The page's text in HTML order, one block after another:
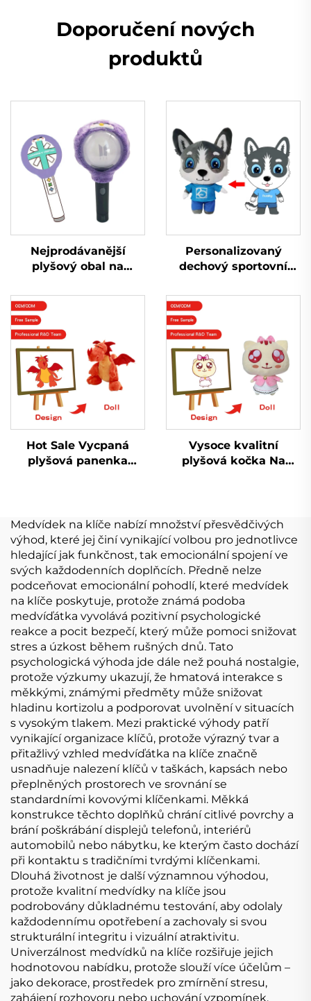
Doporučení nových
produktů
Nejprodávanější
plyšový obal na
lehkou tyčinkou
Hračky pro fanoušky
popových hvězd
Hudební koncert
Personalizovaný
dechový sportovní
plyšové hadrové
Hot Sale Vycpaná
plyšová panenka
Přizpůsobit
Vysoce kvalitní
plyšová kočka Na
Medvídek na klíče nabízí množství přesvědčivých
výhod, které jej činí vynikající volbou pro jednotlivce
hledající jak funkčnost, tak emocionální spojení ve
svých každodenních doplňcích. Předně nelze
podceňovat emocionální pohodlí, které medvídek
na klíče poskytuje, protože známá podoba
medvíďátka vyvolává pozitivní psychologické
reakce a pocit bezpečí, který může pomoci snižovat
stres a úzkost během rušných dnů. Tato
psychologická výhoda jde dále než pouhá nostalgie,
protože výzkumy ukazují, že hmatová interakce s
měkkými, známými předměty může snižovat
hladinu kortizolu a podporovat uvolnění v situacích
s vysokým tlakem. Mezi praktické výhody patří
vynikající organizace klíčů, protože výrazný tvar a
přitažlivý vzhled medvíďátka na klíče značně
usnadňuje nalezení klíčů v taškách, kapsách nebo
přeplněných prostorech ve srovnání se
standardními kovovými klíčenkami. Měkká
konstrukce těchto doplňků chrání citlivé povrchy a
brání poškrábání displejů telefonů, interiérů
automobilů nebo nábytku, ke kterým často dochází
při kontaktu s tradičními tvrdými klíčenkami.
Dlouhá životnost je další významnou výhodou,
protože kvalitní medvídky na klíče jsou
podrobovány důkladnému testování, aby odolaly
každodennímu opotřebení a zachovaly si svou
strukturální integritu i vizuální atraktivitu.
Univerzálnost medvídků na klíče rozšiřuje jejich
hodnotovou nabídku, protože slouží více účelům –
jako dekorace, prostředek pro zmírnění stresu,
zahájení rozhovoru nebo uchování vzpomínek,